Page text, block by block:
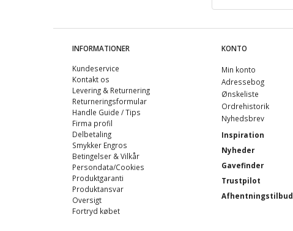
INFORMATIONER
Kundeservice
Kontakt os
Levering & Returnering
Returneringsformular
Handle Guide / Tips
Firma profil
Delbetaling
Smykker Engros
Betingelser & Vilkår
Persondata/Cookies
Produktgaranti
Produktansvar
Oversigt
Fortryd købet
KONTO
Min konto
Adressebog
Ønskeliste
Ordrehistorik
Nyhedsbrev
Inspiration
Nyheder
Gavefinder
Trustpilot
Afhentningstilbud